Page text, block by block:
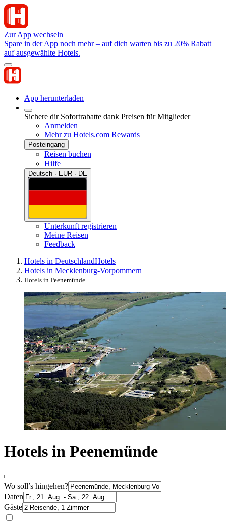
Zur App wechseln
Spare in der App noch mehr – auf dich warten bis zu 20% Rabatt
auf ausgewählte Hotels.
App herunterladen
Sichere dir Sofortrabatte dank Preisen für Mitglieder
Anmelden
Mehr zu Hotels.com Rewards
Posteingang
Reisen buchen
Hilfe
Deutsch · EUR · DE
Unterkunft registrieren
Meine Reisen
Feedback
Hotels in DeutschlandHotels
Hotels in Mecklenburg-Vorpommern
Hotels in Peenemünde
Hotels in Peenemünde
Wo soll’s hingehen?
Daten
Gäste